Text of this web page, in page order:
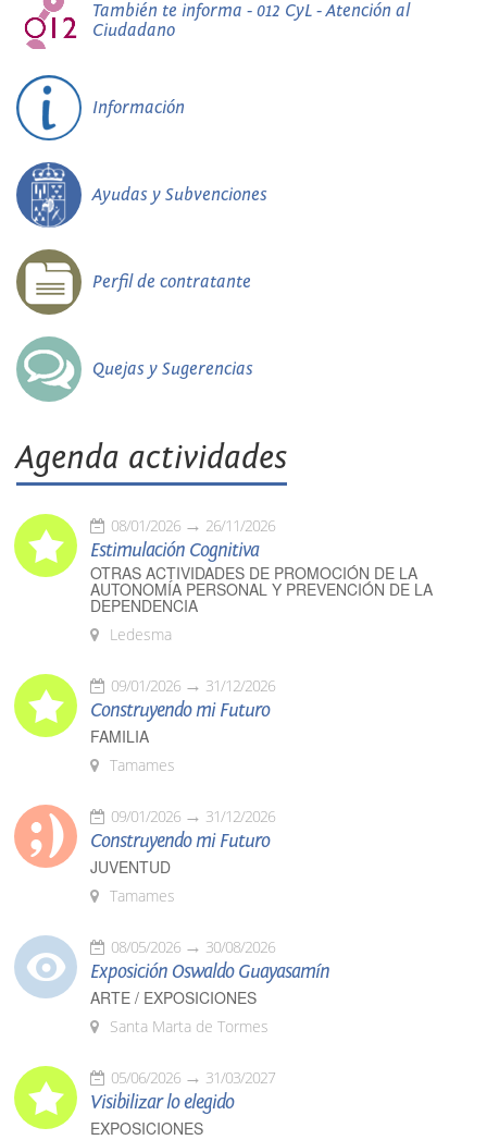
También te informa - 012 CyL - Atención al
Ciudadano
Información
Ayudas y Subvenciones
Perfil de contratante
Quejas y Sugerencias
Agenda actividades
08/01/2026 26/11/2026
Estimulación Cognitiva
OTRAS ACTIVIDADES DE PROMOCIÓN DE LA
AUTONOMÍA PERSONAL Y PREVENCIÓN DE LA
DEPENDENCIA
Ledesma
09/01/2026 31/12/2026
Construyendo mi Futuro
FAMILIA
Tamames
09/01/2026 31/12/2026
Construyendo mi Futuro
JUVENTUD
Tamames
08/05/2026 30/08/2026
Exposición Oswaldo Guayasamín
ARTE / EXPOSICIONES
Santa Marta de Tormes
05/06/2026 31/03/2027
Visibilizar lo elegido
EXPOSICIONES